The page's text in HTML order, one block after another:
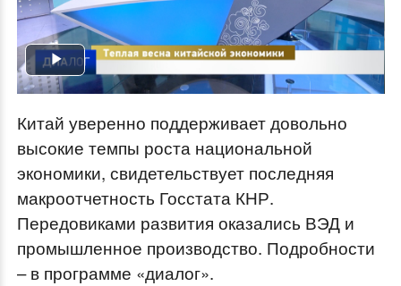
Play
Китай уверенно поддерживает довольно
высокие темпы роста национальной
экономики, свидетельствует последняя
макроотчетность Госстата КНР.
Передовиками развития оказались ВЭД и
промышленное производство. Подробности
– в программе «диалог».